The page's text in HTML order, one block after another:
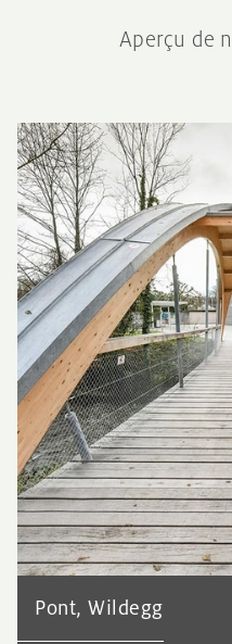
Aperçu de
Pont, Wildegg